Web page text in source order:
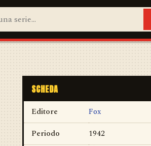
SCHEDA
Editore
Fox
Periodo
1942